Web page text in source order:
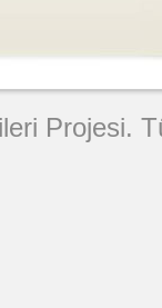
Projesi.